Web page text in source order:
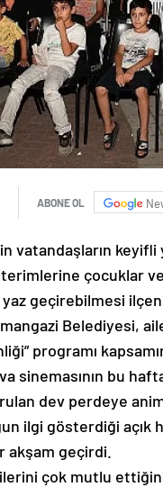
ABONE OL
vatandaşların
çocuklar
geçirebilmesi
Belediyesi,
programı
sinemasının bu
dev perdeye
ilgi gösterdiği
akşam geçirdi.
çok mutlu